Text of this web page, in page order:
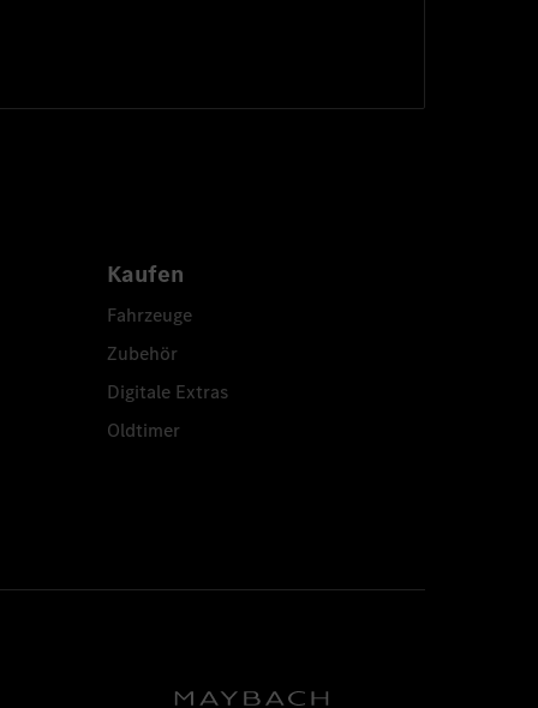
Kaufen
Fahrzeuge
Zubehör
Digitale Extras
Oldtimer